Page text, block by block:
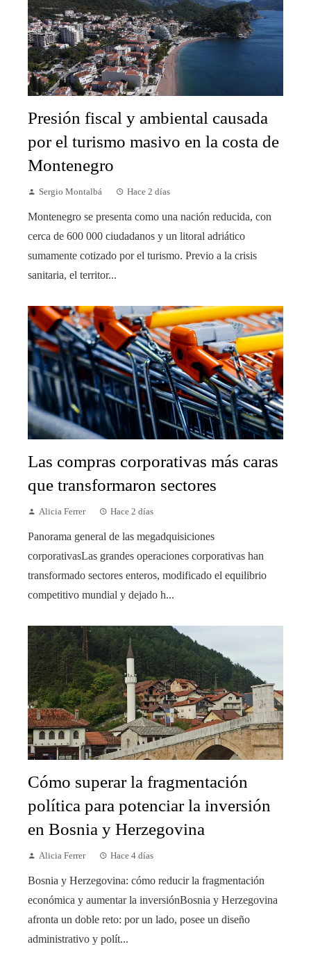
Presión fiscal y ambiental causada
por el turismo masivo en la costa de
Montenegro
Sergio Montalbá Hace 2 días
Montenegro se presenta como una nación reducida, con
cerca de 600 000 ciudadanos y un litoral adriático
sumamente cotizado por el turismo. Previo a la crisis
sanitaria, el territor...
Las compras corporativas más caras
que transformaron sectores
Alicia Ferrer Hace 2 días
Panorama general de las megadquisiciones
corporativasLas grandes operaciones corporativas han
transformado sectores enteros, modificado el equilibrio
competitivo mundial y dejado h...
Cómo superar la fragmentación
política para potenciar la inversión
en Bosnia y Herzegovina
Alicia Ferrer Hace 4 días
Bosnia y Herzegovina: cómo reducir la fragmentación
económica y aumentar la inversiónBosnia y Herzegovina
afronta un doble reto: por un lado, posee un diseño
administrativo y polít...